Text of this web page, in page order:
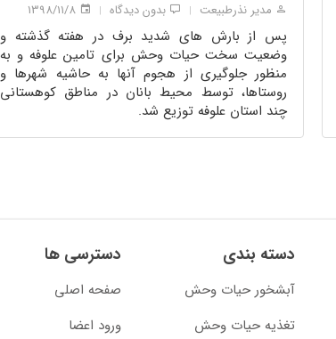
مدیر نذرطبیعت | بدون دیدگاه |
پس از بارش های شدید برف در هفته گذشته و
وضعیت سخت حیات وحش برای تامین علوفه و به
منظور جلوگیری از هجوم آنها به حاشیه شهرها و
روستاها، توسط محیط بانان در مناطق کوهستانی
چند استان علوفه توزیع شد.
دسته بندی
آبشخور حیات وحش
تغذیه حیات وحش
دسترسی ها
صفحه اصلی
ورود اعضا